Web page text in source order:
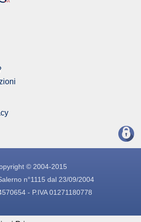
© 2004-2015
n°1115 dal 23/09/2004
- P.IVA 01271180778